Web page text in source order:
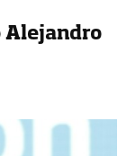
Alejandro